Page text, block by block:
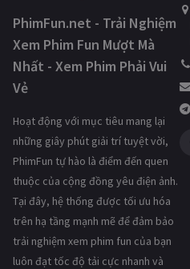
PhimFun.net - Trải Nghiệm
Xem Phim Fun Mượt Mà
Nhất - Xem Phim Phải Vui
Vẻ
Hoạt động với mục tiêu mang lại
những giây phút giải trí tuyệt vời,
PhimFun tự hào là điểm đến quen
thuộc của cộng đồng yêu điện ảnh.
Tại đây, hệ thống được tối ưu hóa
trên hạ tầng mạnh mẽ để đảm bảo
trải nghiệm xem phim fun của bạn
luôn đạt tốc độ tải cực nhanh và